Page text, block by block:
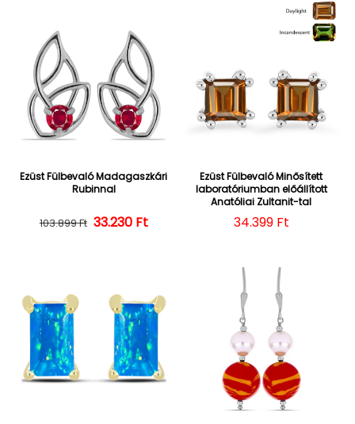
Ezüst Fülbevaló Madagaszkári
Rubinnal
Normál ár
103.899 Ft Kedvezményes ár
33.230 Ft
Ezüst Fülbevaló Minősített
laboratóriumban előállított
Anatóliai Zultanit-tal
Normál ár
34.399 Ft